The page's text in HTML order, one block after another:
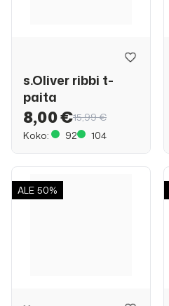
s.Oliver ribbi t-
paita
8,00 €15,99 €
Koko:
92 104
ALE 50%